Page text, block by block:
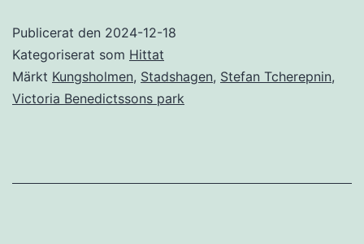
Publicerat den 2024-12-18
Kategoriserat som Hittat
Märkt Kungsholmen, Stadshagen, Stefan Tcherepnin,
Victoria Benedictssons park